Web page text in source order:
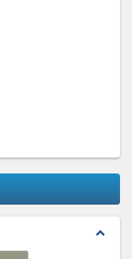
expand_less